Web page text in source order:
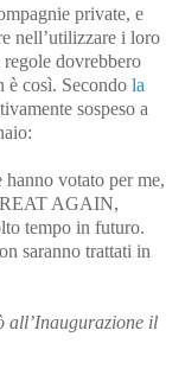
private, e
nell’utilizzare i loro
dovrebbero
è così. Secondo la
sospeso a
votato per me,
AGAIN,
tempo in futuro.
saranno trattati in
all’Inaugurazione il